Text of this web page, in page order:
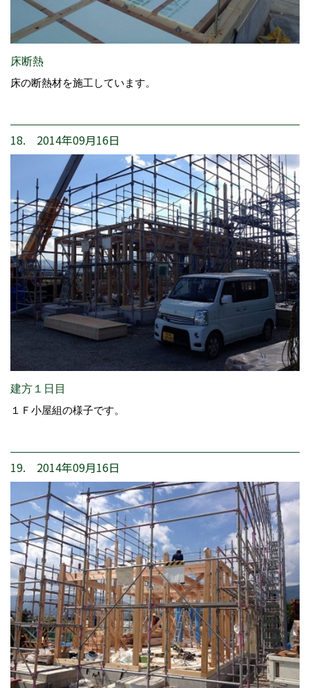
床断熱
床の断熱材を施工しています。
18. 2014年09月16日
建方１日目
１Ｆ小屋組の様子です。
19. 2014年09月16日